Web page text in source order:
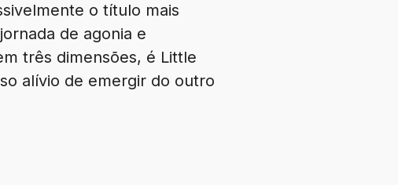
o título mais
de agonia e
três dimensões, é Little
alívio de emergir do outro